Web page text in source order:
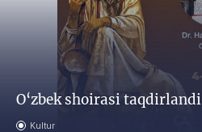
O‘zbek shoirasi taqdirlandi
Kultur